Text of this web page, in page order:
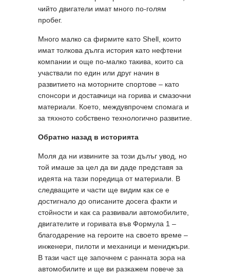
чийто двигатели имат много по-голям
пробег.
Много малко са фирмите като Shell, които
имат толкова дълга история като нефтени
компании и още по-малко такива, които са
участвали по един или друг начин в
развитието на моторните спортове – като
спонсори и доставчици на горива и смазочни
материали. Което, междувпрочем спомага и
за тяхното собствено технологично развитие.
Обратно назад в историята
Моля да ни извините за този дълъг увод, но
той имаше за цел да ви даде представя за
идеята на тази поредица от материали. В
следващите и части ще видим как се е
достигнало до описаните досега факти и
стойности и как са развивали автомобилите,
двигателите и горивата във Формула 1 –
благодарение на героите на своето време –
инженери, пилоти и механици и мениджъри.
В тази част ще започнем с ранната зора на
автомобилите и ще ви разкажем повече за